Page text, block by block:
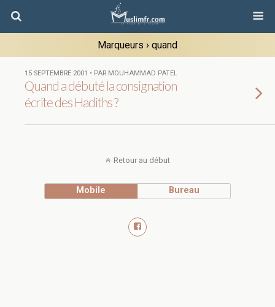
Marqueurs › quand
15 SEPTEMBRE 2001 • PAR MOUHAMMAD PATEL
Quand a débuté la consignation
écrite des Hadiths ?
Retour au début
Mobile Bureau